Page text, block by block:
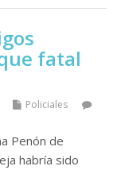
fatal
Policiales
Penón de
habría sido